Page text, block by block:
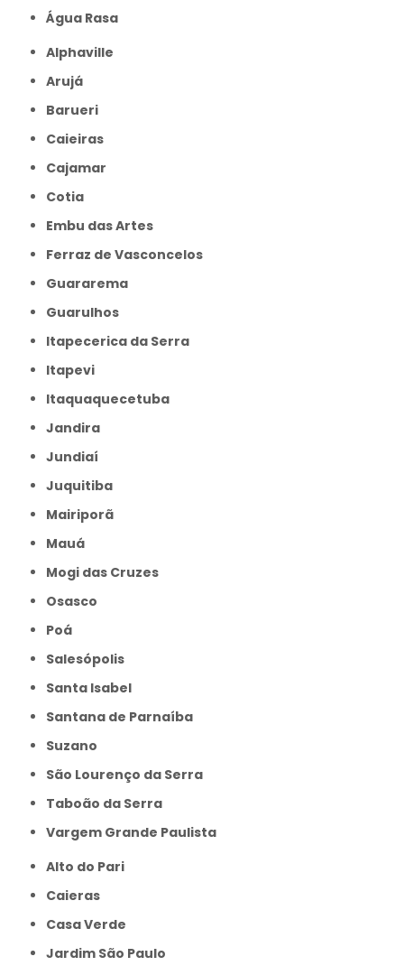
Água Rasa
Alphaville
Arujá
Barueri
Caieiras
Cajamar
Cotia
Embu das Artes
Ferraz de Vasconcelos
Guararema
Guarulhos
Itapecerica da Serra
Itapevi
Itaquaquecetuba
Jandira
Jundiaí
Juquitiba
Mairiporã
Mauá
Mogi das Cruzes
Osasco
Poá
Salesópolis
Santa Isabel
Santana de Parnaíba
Suzano
São Lourenço da Serra
Taboão da Serra
Vargem Grande Paulista
Alto do Pari
Caieras
Casa Verde
Jardim São Paulo